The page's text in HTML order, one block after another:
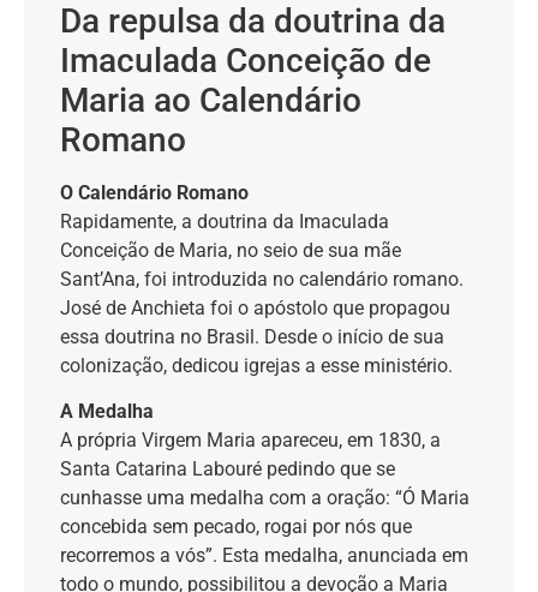
Da repulsa da doutrina da
Imaculada Conceição de
Maria ao Calendário
Romano
O Calendário Romano
Rapidamente, a doutrina da Imaculada
Conceição de Maria, no seio de sua mãe
Sant’Ana, foi introduzida no calendário romano.
José de Anchieta foi o apóstolo que propagou
essa doutrina no Brasil. Desde o início de sua
colonização, dedicou igrejas a esse ministério.
A Medalha
A própria Virgem Maria apareceu, em 1830, a
Santa Catarina Labouré pedindo que se
cunhasse uma medalha com a oração: “Ó Maria
concebida sem pecado, rogai por nós que
recorremos a vós”. Esta medalha, anunciada em
todo o mundo, possibilitou a devoção a Maria